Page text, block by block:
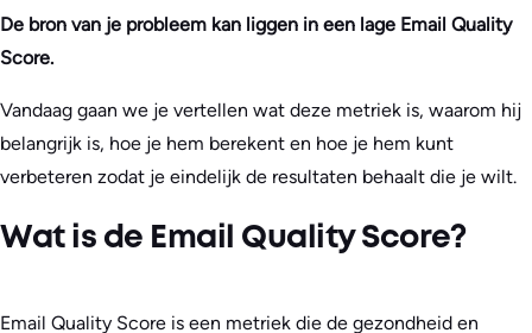
De bron van je probleem kan liggen in een lage Email Quality
Score.
Vandaag gaan we je vertellen wat deze metriek is, waarom hij
belangrijk is, hoe je hem berekent en hoe je hem kunt
verbeteren zodat je eindelijk de resultaten behaalt die je wilt.
Wat is de Email Quality Score?
Email Quality Score is een metriek die de gezondheid en